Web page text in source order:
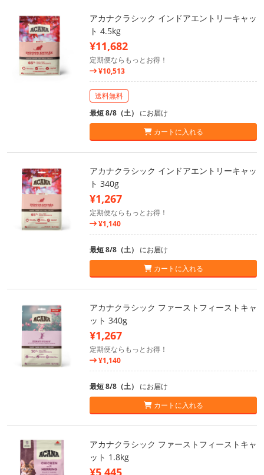
アカナクラシック インドアエントリーキャッ
ト 4.5kg
¥11,682
定期便ならもっとお得！
¥10,513
送料無料
最短 8/8（土） にお届け
カートに入れる
アカナクラシック インドアエントリーキャッ
ト 340g
¥1,267
定期便ならもっとお得！
¥1,140
最短 8/8（土） にお届け
カートに入れる
アカナクラシック ファーストフィーストキャ
ット 340g
¥1,267
定期便ならもっとお得！
¥1,140
最短 8/8（土） にお届け
カートに入れる
アカナクラシック ファーストフィーストキャ
ット 1.8kg